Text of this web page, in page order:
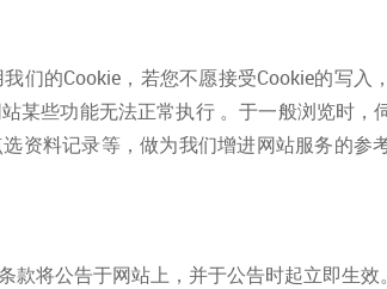
们的Cookie，若您不愿接受Cookie的写入
某些功能无法正常执行 。于一般浏览时，
资料记录等，做为我们增进网站服务的参
将公告于网站上，并于公告时起立即生效。